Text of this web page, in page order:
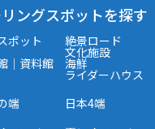
ングスポットを探す
ポット 絶景ロード
文化施設
｜資料館 海鮮
ライダーハウス
端 日本4端